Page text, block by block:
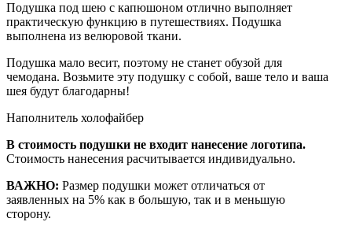
Подушка под шею с капюшоном отлично выполняет
практическую функцию в путешествиях. Подушка
выполнена из велюровой ткани.
Подушка мало весит, поэтому не станет обузой для
чемодана. Возьмите эту подушку с собой, ваше тело и ваша
шея будут благодарны!
Наполнитель холофайбер
В стоимость подушки не входит нанесение логотипа.
Стоимость нанесения расчитывается индивидуально.
ВАЖНО: Размер подушки может отличаться от
заявленных на 5% как в большую, так и в меньшую
сторону.